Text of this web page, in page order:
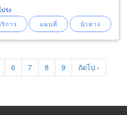
ถุงช้อปปิ้ง ถุง
และอากาศซึม
ร่ง
Page
6 Page
7 Page
8 Page
9
Next
page
ถัดไป ›